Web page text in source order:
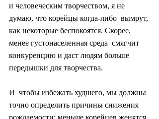
и человеческим творчеством, я не
думаю, что корейцы когда-либо  вымрут,
как некоторые беспокоятся. Скорее,
менее густонаселенная среда  смягчит
конкуренцию и даст людям больше
передышки для творчества.
И  чтобы избежать худшего, мы должны
точно определить причины снижения